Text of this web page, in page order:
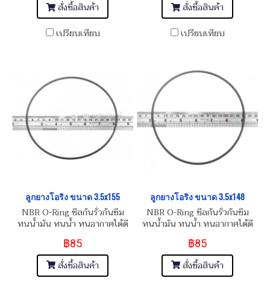
สั่งซื้อสินค้า
เปรียบเทียบ
สั่งซื้อสินค้า
เปรียบเทียบ
ลูกยางโอริง ขนาด 3.5x155
NBR O-Ring ซีลกันรั่วกันซึม
ทนน้ำมัน ทนน้ำ ทนอากาศได้ดี
฿85
สั่งซื้อสินค้า
ลูกยางโอริง ขนาด 3.5x148
NBR O-Ring ซีลกันรั่วกันซึม
ทนน้ำมัน ทนน้ำ ทนอากาศได้ดี
฿85
สั่งซื้อสินค้า